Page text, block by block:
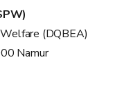
(DQBEA)
Namur